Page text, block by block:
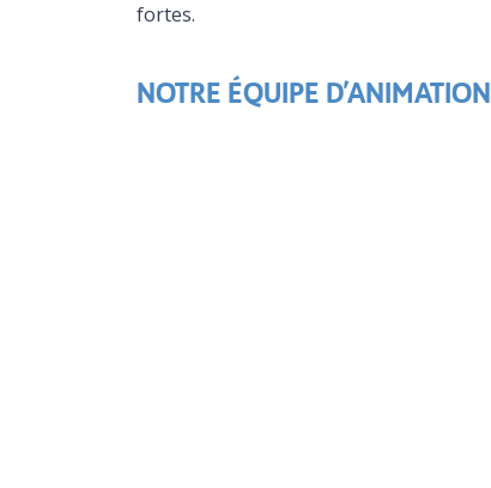
fortes.
NOTRE ÉQUIPE D’ANIMATION